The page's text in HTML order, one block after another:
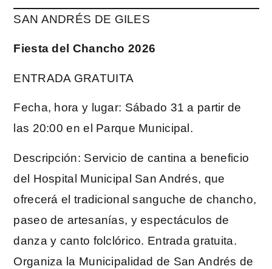
SAN ANDRÉS DE GILES
Fiesta del Chancho 2026
ENTRADA GRATUITA
Fecha, hora y lugar: Sábado 31 a partir de
las 20:00 en el Parque Municipal.
Descripción: Servicio de cantina a beneficio
del Hospital Municipal San Andrés, que
ofrecerá el tradicional sanguche de chancho,
paseo de artesanías, y espectáculos de
danza y canto folclórico. Entrada gratuita.
Organiza la Municipalidad de San Andrés de